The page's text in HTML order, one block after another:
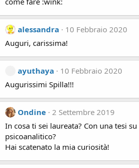
alessandra
10 Febbraio 2020
Auguri, carissima!
ayuthaya
10 Febbraio 2020
Augurissimi Spilla!!!
Ondine 2 Settembre 2019
In cosa ti sei laureata? Con una tesi
psicoanalitico?
Hai scatenato la mia curiosità!